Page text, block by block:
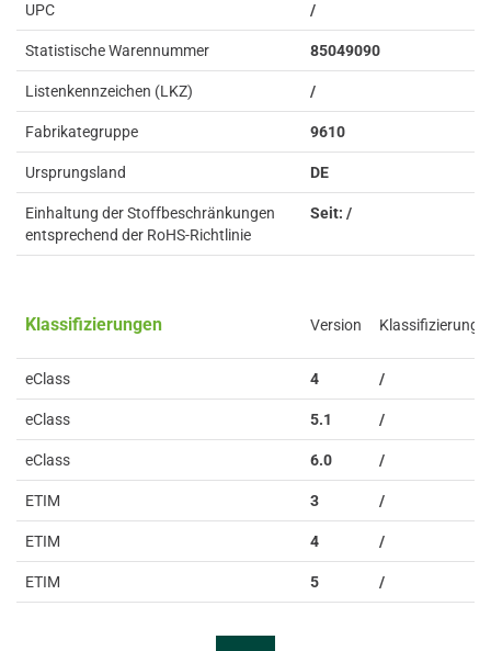
UPC /
Statistische Warennummer 85049090
Listenkennzeichen (LKZ) /
Fabrikategruppe 9610
Ursprungsland DE
Einhaltung der Stoffbeschränkungen
entsprechend der RoHS-Richtlinie
Seit: /
Klassifizierungen Version Klassifizierung
eClass 4 /
eClass 5.1 /
eClass 6.0 /
ETIM 3 /
ETIM 4 /
ETIM 5 /